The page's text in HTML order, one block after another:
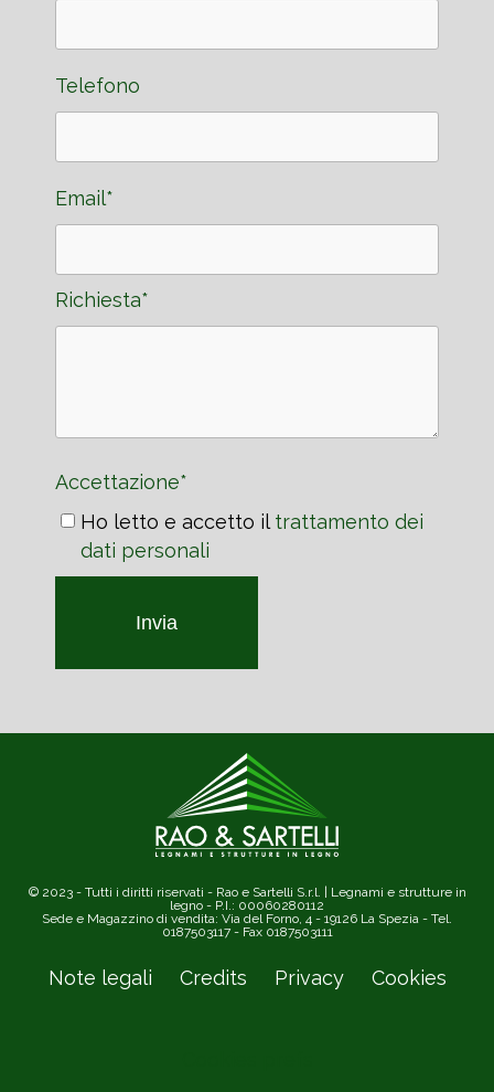
Telefono
Email*
Richiesta*
Accettazione*
Ho letto e accetto il trattamento dei
dati personali
Invia
© 2023 - Tutti i diritti riservati - Rao e Sartelli S.r.l. | Legnami e strutture in
legno - P.I.: 00060280112
Sede e Magazzino di vendita: Via del Forno, 4 - 19126 La Spezia - Tel.
0187503117 - Fax 0187503111
Note legali Credits Privacy Cookies